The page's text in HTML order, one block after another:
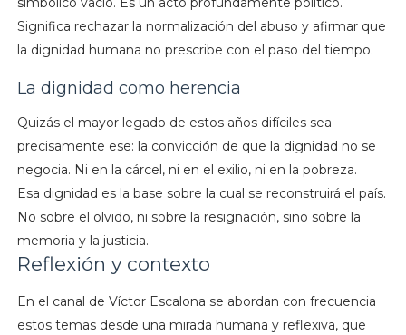
Significa rechazar la normalización del abuso y afirmar que
la dignidad humana no prescribe con el paso del tiempo.
La dignidad como herencia
Quizás el mayor legado de estos años difíciles sea
precisamente ese: la convicción de que la dignidad no se
negocia. Ni en la cárcel, ni en el exilio, ni en la pobreza.
Esa dignidad es la base sobre la cual se reconstruirá el país.
No sobre el olvido, ni sobre la resignación, sino sobre la
memoria y la justicia.
Reflexión y contexto
En el canal de Víctor Escalona se abordan con frecuencia
estos temas desde una mirada humana y reflexiva, que